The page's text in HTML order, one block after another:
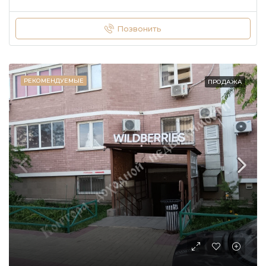
Позвонить
РЕКОМЕНДУЕМЫЕ ПРОДАЖА